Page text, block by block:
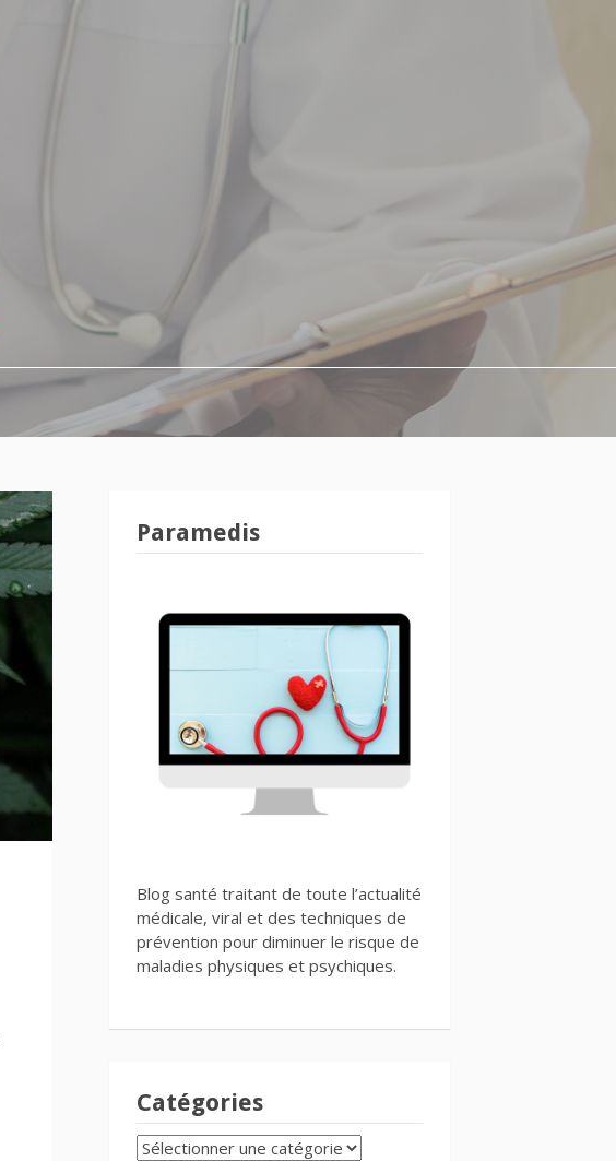
Paramedis
Blog santé traitant de toute l’actualité
médicale, viral et des techniques de
prévention pour diminuer le risque de
maladies physiques et psychiques.
Catégories
CATÉGORIES